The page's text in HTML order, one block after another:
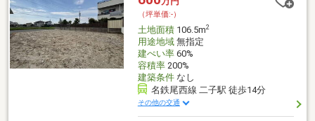
（坪単価:-）
土地面積106.5m2
用途地域無指定
建ぺい率60%
容積率200%
建築条件なし
名鉄尾西線 二子駅 徒歩14分
その他の交通